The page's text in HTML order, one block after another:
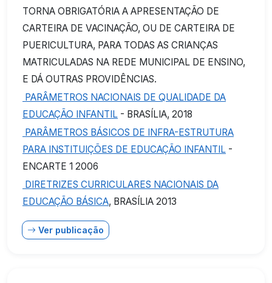
TORNA OBRIGATÓRIA A APRESENTAÇÃO DE
CARTEIRA DE VACINAÇÃO, OU DE CARTEIRA DE
PUERICULTURA, PARA TODAS AS CRIANÇAS
MATRICULADAS NA REDE MUNICIPAL DE ENSINO,
E DÁ OUTRAS PROVIDÊNCIAS.
PARÂMETROS NACIONAIS DE QUALIDADE DA
EDUCAÇÃO INFANTIL - BRASÍLIA, 2018
PARÂMETROS BÁSICOS DE INFRA-ESTRUTURA
PARA INSTITUIÇÕES DE EDUCAÇÃO INFANTIL -
ENCARTE 1 2006
DIRETRIZES CURRICULARES NACIONAIS DA
EDUCAÇÃO BÁSICA, BRASÍLIA 2013
Ver publicação